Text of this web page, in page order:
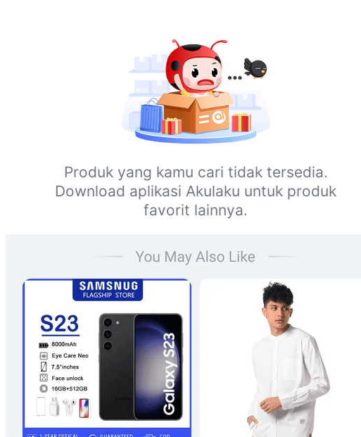
Produk yang kamu cari tidak tersedia.
Download aplikasi Akulaku untuk produk
favorit lainnya.